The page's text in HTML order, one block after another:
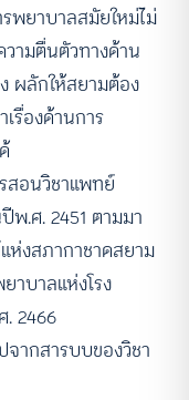
พยาบาลสมัยใหม่ไม่
ามตื่นตัวทางด้าน
ผลักให้สยามต้อง
เรื่องด้านการ
สอนวิชาแพทย์
พ.ศ. 2451 ตามมา
ห่งสภากาชาดสยาม
าบาลแห่งโรง
2466
จากสารบบของวิชา